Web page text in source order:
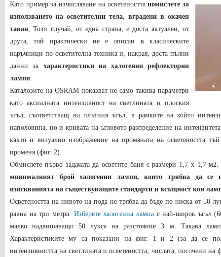
Като пример за изчисляване на осветеносттапомислете за
използването на осветителни тела, вградени в окачен
таван, Този случай, от една страна, е доста актуален, от
друга, той практически не е описан в класическите
наръчници по осветителна техника и, накрая, доста пълни
данни за характеристики на халогенни рефлекторни
лампи.
Каталозите на OSRAM показват не само такива параметри
като аксиалната интензивност на светлината и плоския
ъгъл, съответстващ на плътния ъгъл, в рамките на който
наполовина, но и кривата на ъгловото разпределение на
както и визуално изображение на промяната на осветеността
променя (фиг. 2).
Обмислете първо задачата да осветите баня с размери 1,7 х 1,7
минималният брой халогенни лампи, които трябва да се
изискванията на съществуващите стандарти и всъщност кои
Осветеността на нивото на пода не трябва да бъде по-ниска от 50
равна на три метра. Изберете халогенна лампас най-широк ъгъл
малко надвишаващо 50 лукса на разстояние 3 м. Такава
Характеристиките му са показани на фиг. 1 и 2 (за да се
интензивността на светлината и осветеността, числата, посочени на